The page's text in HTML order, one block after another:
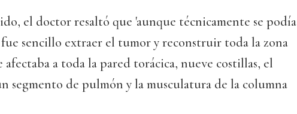
el doctor resaltó que 'aunque técnicamente se podía
sencillo extraer el tumor y reconstruir toda la zona
afectaba a toda la pared torácica, nueve costillas, el
segmento de pulmón y la musculatura de la columna